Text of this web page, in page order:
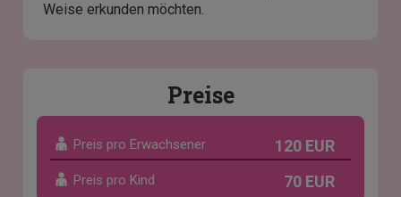
Weise erkunden möchten.
Preise
Preis pro Erwachsener 120 EUR
Preis pro Kind 70 EUR